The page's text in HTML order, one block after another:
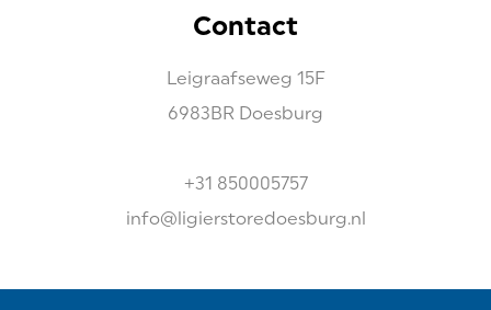
Contact
Leigraafseweg 15F
6983BR Doesburg
+31 850005757
info@ligierstoredoesburg.nl